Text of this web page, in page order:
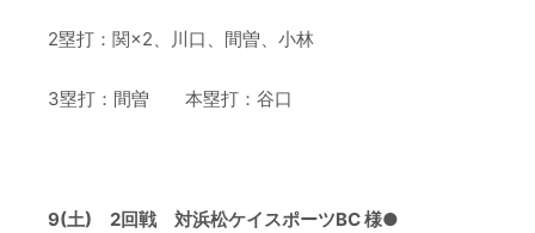
2塁打：関×2、川口、間曽、小林
3塁打：間曽 本塁打：谷口
9(土) 2回戦 対浜松ケイスポーツBC 様●